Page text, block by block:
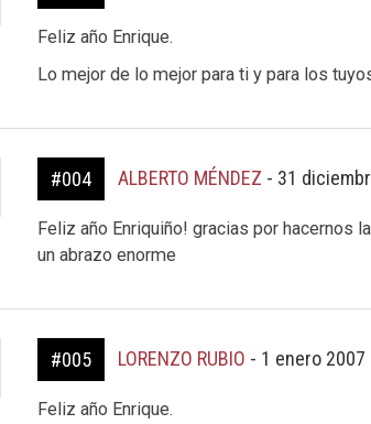
Feliz año Enrique.
Lo mejor de lo mejor para ti y para los
#004 ALBERTO MÉNDEZ - 31
Feliz año Enriquiño! gracias por hacernos
un abrazo enorme
#005 LORENZO RUBIO - 1 enero 2007
Feliz año Enrique.